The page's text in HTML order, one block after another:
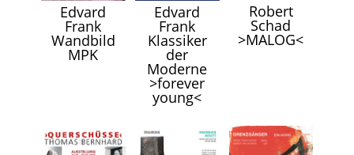
Edvard
Frank
Wandbild
MPK
Edvard
Frank
Klassiker
der
Moderne
>forever
young<
Robert
Schad
>MALOG<